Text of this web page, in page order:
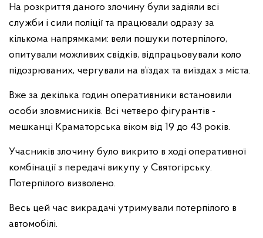
На розкриття даного злочину були задіяли всі
служби і сили поліції та працювали одразу за
кількома напрямками: вели пошуки потерпілого,
опитували можливих свідків, відпрацьовували коло
підозрюваних, чергували на в’їздах та виїздах з міста.
Вже за декілька годин оперативники встановили
особи зловмисників. Всі четверо фігурантів -
мешканці Краматорська віком від 19 до 43 років.
Учасників злочину було викрито в ході оперативної
комбінації з передачі викупу у Святогірську.
Потерпілого визволено.
Весь цей час викрадачі утримували потерпілого в
автомобілі.